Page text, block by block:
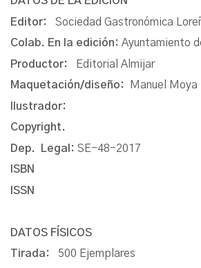
Editor: Sociedad Gastronómica
Colab. En la edición: Ayuntamiento
Productor:
Editorial Almijar
Maquetación/diseño:
Manuel Moya
Ilustrador:
Copyright.
Dep. Legal: SE-48-2017
ISBN
ISSN
DATOS FÍSICOS
Tirada: 500 Ejemplares